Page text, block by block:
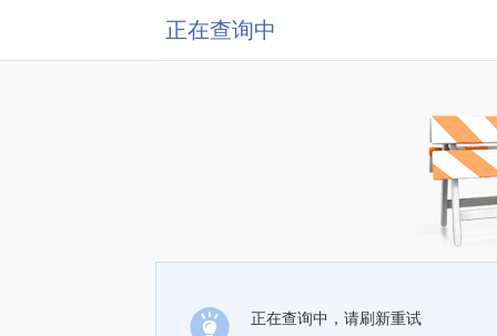
正在查询中
正在查询中，请刷新重试